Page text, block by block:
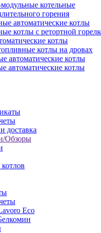
котельные
горения
автоматические котлы
котлы с ретортной
котлы
котлы на дровах
автоматические котлы
автоматические котлы
доставка
Обзоры
Eco